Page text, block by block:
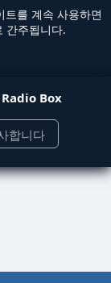
트를 계속 사용하면
간주됩니다.
Box
합니다